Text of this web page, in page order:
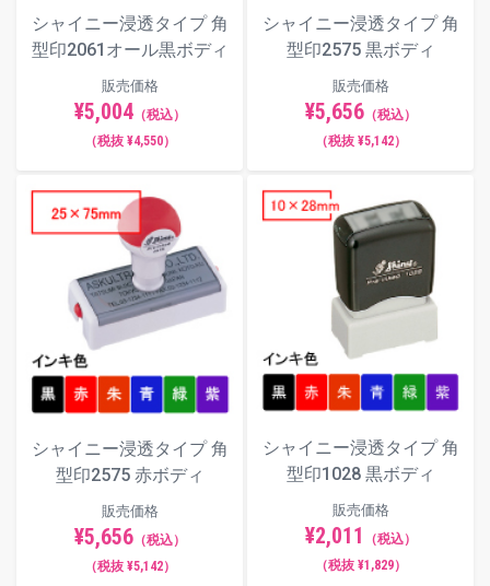
シャイニー浸透タイプ 角
型印2061オール黒ボディ
販売価格
¥5,004（税込）
（税抜 ¥4,550）
シャイニー浸透タイプ 角
型印2575 黒ボディ
販売価格
¥5,656（税込）
（税抜 ¥5,142）
シャイニー浸透タイプ 角
型印2575 赤ボディ
販売価格
¥5,656（税込）
（税抜 ¥5,142）
シャイニー浸透タイプ 角
型印1028 黒ボディ
販売価格
¥2,011
（税込）
（税抜 ¥1,829）